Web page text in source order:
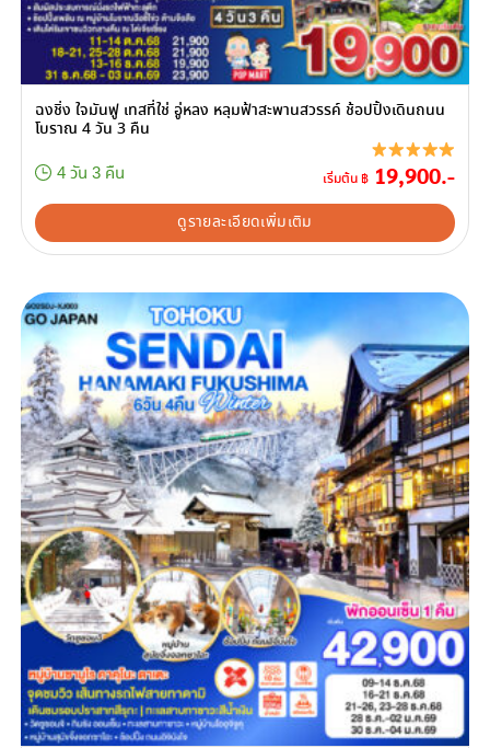
ฉงชิ่ง ใจมันฟู เทสที่ใช่ อู่หลง หลุมฟ้าสะพานสวรรค์ ช้อปปิ้งเดินถนน
โบราณ 4 วัน 3 คืน
4 วัน 3 คืน เริ่มต้น ฿ 19,900.-
ดูรายละเอียดเพิ่มเติม